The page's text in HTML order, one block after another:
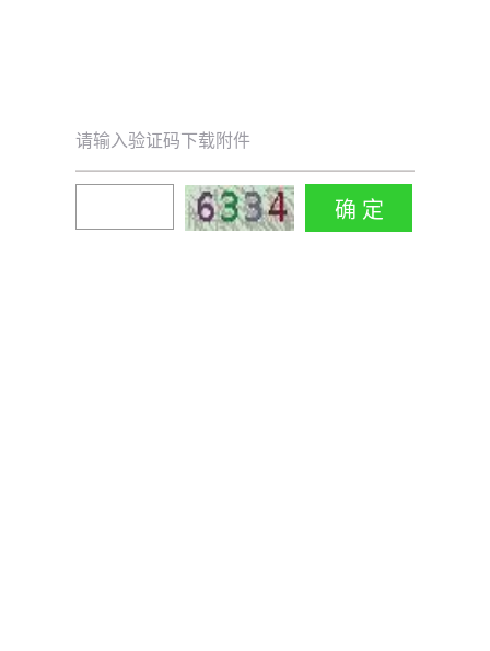
请输入验证码下载附件